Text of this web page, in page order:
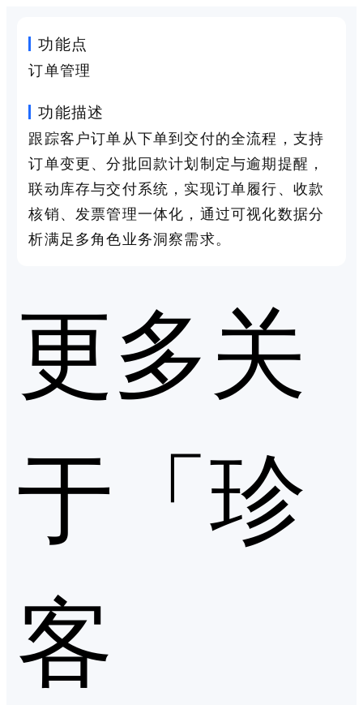
功能点
订单管理
功能描述
跟踪客户订单从下单到交付的全流程，支持
订单变更、分批回款计划制定与逾期提醒，
联动库存与交付系统，实现订单履行、收款
核销、发票管理一体化，通过可视化数据分
析满足多角色业务洞察需求。
更多关
于「珍
客